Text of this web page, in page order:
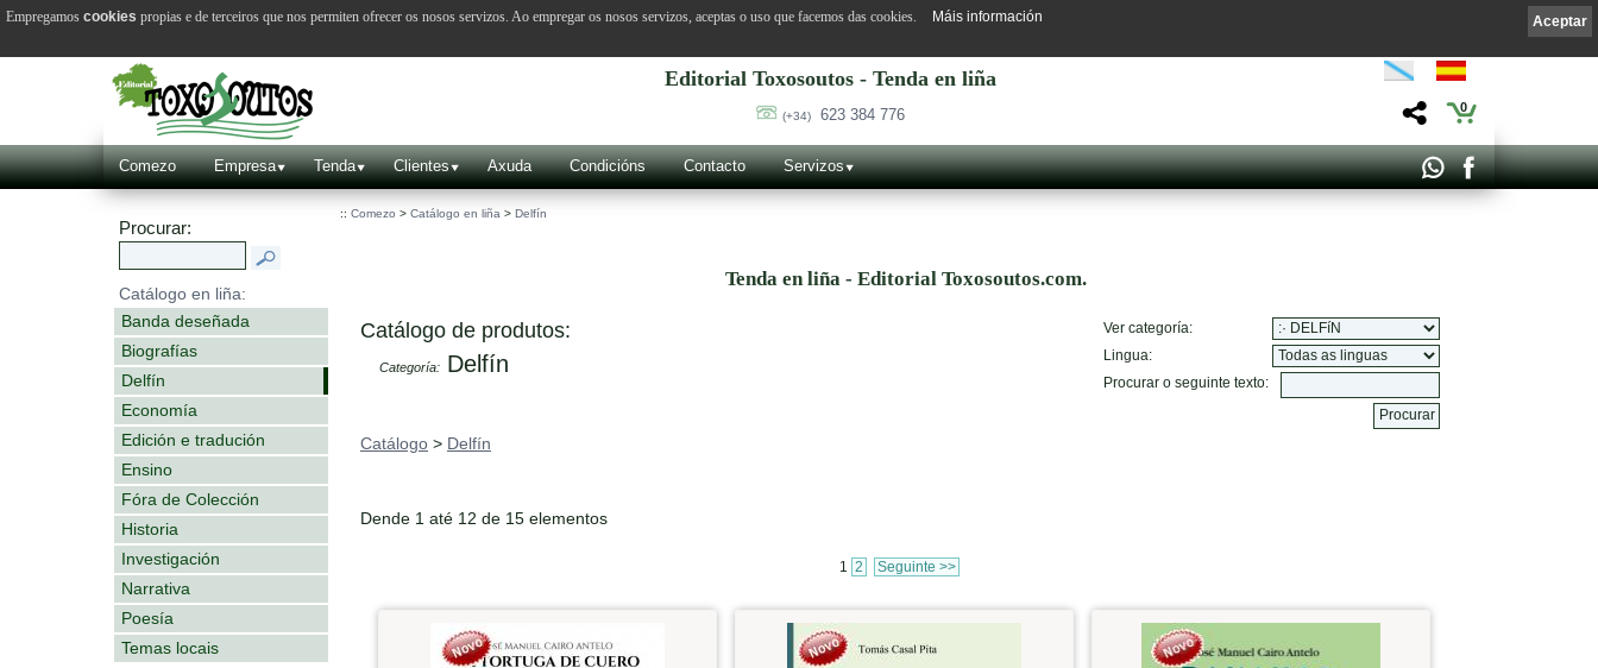
Editorial Toxosoutos - Tenda en liña
(+34) 623 384 776 0
Comezo Empresa Tenda Clientes Axuda Condicións Contacto Servizos
Procurar:
Catálogo en liña:
Banda deseñada
Biografías
Delfín
Economía
Edición e tradución
Ensino
Fóra de Colección
Historia
Investigación
Narrativa
Poesía
Temas locais
:: Comezo > Catálogo en liña > Delfín
Tenda en liña - Editorial Toxosoutos.com.
Catálogo de produtos:
Categoría: Delfín
Ver categoría:
Lingua:
Procurar o seguinte texto:
Catálogo > Delfín
Dende 1 até 12 de 15 elementos
1 2 Seguinte >>
Aceptar
Empregamos cookies propias e de terceiros que nos permiten ofrecer os nosos servizos. Ao empregar os nosos servizos, aceptas o uso que facemos das cookies. Máis información